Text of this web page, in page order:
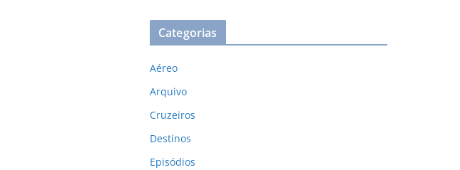
Categorias
Aéreo
Arquivo
Cruzeiros
Destinos
Episódios